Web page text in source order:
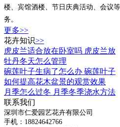
楼、宾馆酒楼、节日庆典活动、会议
务。
更多>>
花卉知识>>
虎皮兰适合放在卧室吗 虎皮兰放
牡丹冬天怎么管理
碗莲叶子生病了怎么办 碗莲叶子
如何提高花木盆景的观赏效果
月季怎么过冬 月季冬季浇水方法
联系我们
深圳市仁爱园艺花卉有限公司
手机：18824642766